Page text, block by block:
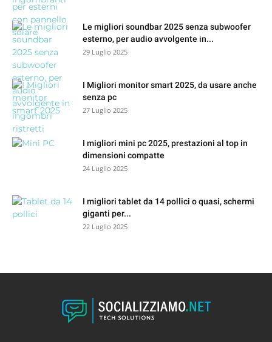
Le migliori soundbar 2025 senza subwoofer
esterno, per audio avvolgente in...
29 Luglio 2025
I Migliori monitor smart 2025, da usare anche
senza pc
27 Luglio 2025
I migliori mini pc 2025, prestazioni al top in
dimensioni compatte
24 Luglio 2025
I migliori tablet da 14 pollici o quasi, schermi
giganti per...
22 Luglio 2025